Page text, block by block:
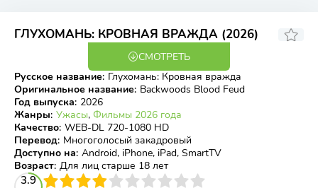
ГЛУХОМАНЬ: КРОВНАЯ ВРАЖДА (2026)
СМОТРЕТЬ
Русское название: Глухомань: Кровная вражда
Оригинальное название: Backwoods Blood Feud
Год выпуска: 2026
Жанры: Ужасы, Фильмы 2026 года
Качество: WEB-DL 720-1080 HD
Перевод: Многоголосый закадровый
Доступно на: Android, iPhone, iPad, SmartTV
Возраст: Для лиц старше 18 лет
3.9
4 5 6 7 8 9 10